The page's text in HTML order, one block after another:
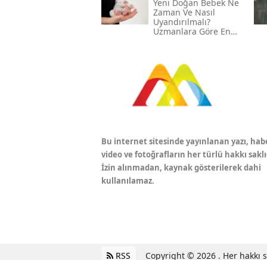
Yeni Doğan Bebek Ne
Zaman Ve Nasıl
Uyandırılmalı?
Uzmanlara Göre En
Bu internet sitesinde yayınlanan yazı,
video ve fotoğrafların her türlü hakkı
İzin alınmadan, kaynak gösterilerek dahi
kullanılamaz.
RSS Copyright © 2026 . Her hakkı